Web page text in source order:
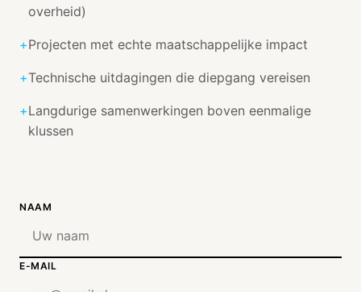
overheid)
+Projecten met echte maatschappelijke impact
+Technische uitdagingen die diepgang vereisen
+Langdurige samenwerkingen boven eenmalige
klussen
NAAM
E-MAIL